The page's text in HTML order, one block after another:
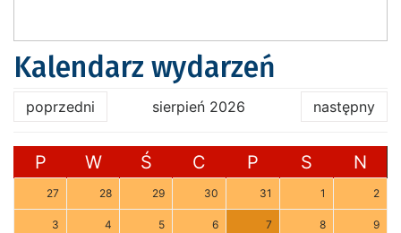
Kalendarz wydarzeń
poprzedni sierpień 2026 następny
P W Ś C P S N
27 28 29 30 31 1 2
3 4 5 6 7 8 9